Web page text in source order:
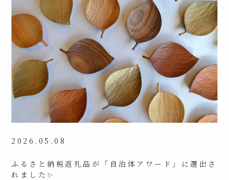
2026.05.08
ふるさと納税返礼品が「自治体アワード」に選出さ
れました✨